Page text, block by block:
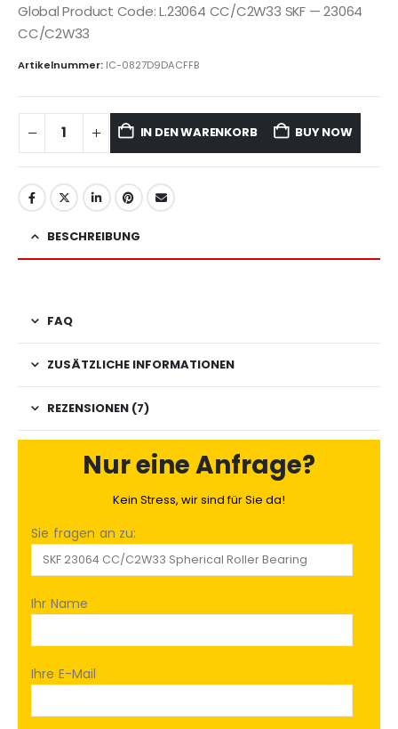
Global Product Code: L.23064 CC/C2W33 SKF — 23064
CC/C2W33
Artikelnummer: IC-0827D9DACFFB
IN DEN WARENKORB BUY NOW
BESCHREIBUNG
FAQ
ZUSÄTZLICHE INFORMATIONEN
REZENSIONEN (7)
Nur eine Anfrage?
Kein Stress, wir sind für Sie da!
Sie fragen an zu:
Ihr Name
Ihre E-Mail